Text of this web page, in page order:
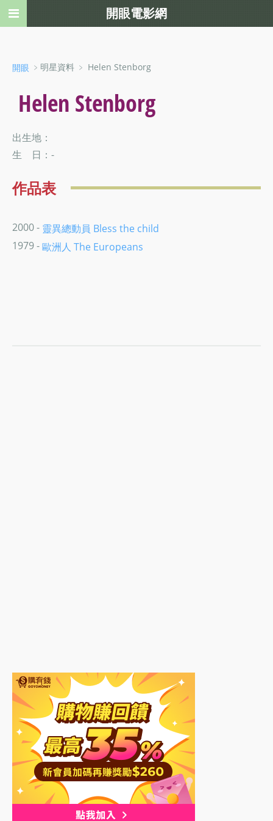
開眼 ﹥明星資料 ﹥ Helen Stenborg
Helen Stenborg
出生地：
生 日：-
作品表
2000 - 靈異總動員 Bless the child
1979 -歐洲人 The Europeans
開眼電影網